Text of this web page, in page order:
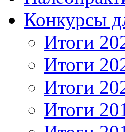
Конкурсы
Итоги
Итоги
Итоги
Итоги